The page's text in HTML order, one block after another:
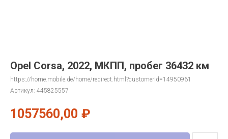
Opel Corsa, 2022, МКПП, пробег 36432 км
https://home.mobile.de/home/redirect.html?customerId=14950961
Артикул: 445825557
1057560,00 ₽